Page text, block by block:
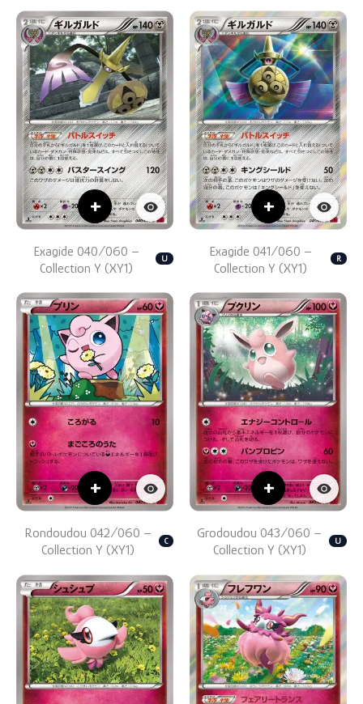
+
Exagide 040/060 –
Collection Y (XY1)
U
+
Exagide 041/060 –
Collection Y (XY1)
R
+
Rondoudou 042/060 –
Collection Y (XY1)
C
+
Grodoudou 043/060 –
Collection Y (XY1)
U